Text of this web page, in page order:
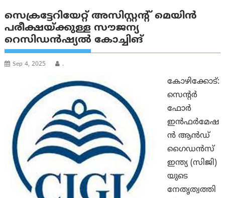
സെക്രട്ടേറിയേറ്റ് അസിസ്റ്റന്റ് മെയിൻ
പരീക്ഷയ്ക്കുള്ള സൗജന്യ
റെസിഡൻഷ്യൽ കോച്ചിങ്
Sep 4, 2025 .
കോഴിക്കോട്:
സെന്റർ
ഫോർ
ഇൻഫർമേഷ
ൻ ആൻഡ്
ഗൈഡൻസ്
ഇന്ത്യ (സിജി)
യുടെ
നേതൃത്വത്തി